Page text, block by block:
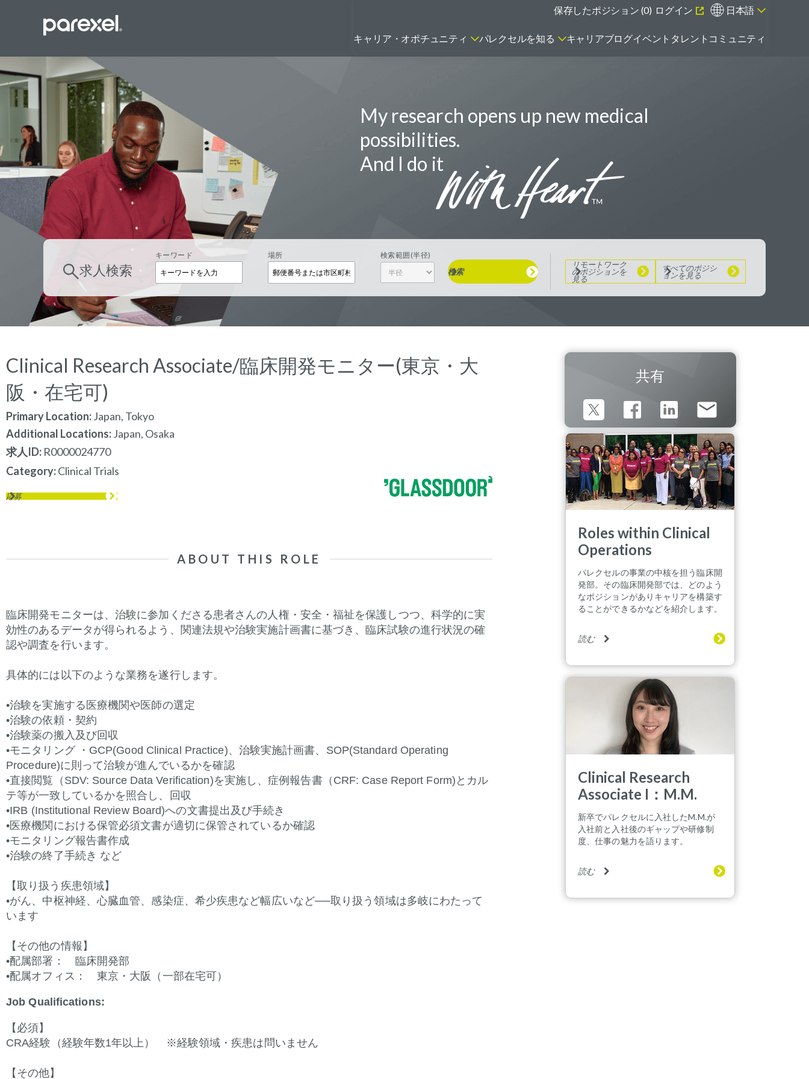
日本語
ログイン
保存したポジション (0)
キャリア・オポチュニティ
データーマネージャー
プロジェクトリーダー
レギュラトリーコンサルタント
SASプログラマー
FSPのポジションを見る
バイオテック関連のポジションを
エマージング・タレントとは
見る
パレクセルを知る キャリアブログイベント タレントコミュニティ
My research opens up new medical
possibilities.
And I do it
求人検索
キーワード 場所 検索範囲(半径)
検索
リモートワーク
のポジションを
見る
すべてのポジシ
ョンを見る
Clinical Research Associate/臨床開発モニター(東京・大
阪・在宅可)
Primary Location:Japan, Tokyo
Additional Locations:Japan, Osaka
求人ID R0000024770
Category Clinical Trials
応募
ABOUT THIS ROLE
臨床開発モニターは、治験に参加くださる患者さんの人権・安全・福祉を保護しつつ、科学的に実
効性のあるデータが得られるよう、関連法規や治験実施計画書に基づき、臨床試験の進行状況の確
認や調査を行います。
具体的には以下のような業務を遂行します。
•治験を実施する医療機関や医師の選定
•治験の依頼・契約
•治験薬の搬入及び回収
•モニタリング ・GCP(Good Clinical Practice)、治験実施計画書、SOP(Standard Operating
Procedure)に則って治験が進んでいるかを確認
•直接閲覧（SDV: Source Data Verification)を実施し、症例報告書（CRF: Case Report Form)とカル
テ等が一致しているかを照合し、回収
•IRB (Institutional Review Board)への文書提出及び手続き
•医療機関における保管必須文書が適切に保管されているか確認
•モニタリング報告書作成
•治験の終了手続き など
【取り扱う疾患領域】
•がん、中枢神経、心臓血管、感染症、希少疾患など幅広いなど──取り扱う領域は多岐にわたって
います
【その他の情報】
•配属部署： 臨床開発部
•配属オフィス： 東京・大阪（一部在宅可）
Job Qualifications:
【必須】
CRA経験（経験年数1年以上） ※経験領域・疾患は問いません
【その他】
共有
Roles within Clinical
Operations
パレクセルの事業の中核を担う臨床開
発部。その臨床開発部では、どのよう
なポジションがありキャリアを構築す
ることができるかなどを紹介します。
読む
Clinical Research
Associate I：M.M.
新卒でパレクセルに入社したM.M.が
入社前と入社後のギャップや研修制
度、仕事の魅力を語ります。
読む